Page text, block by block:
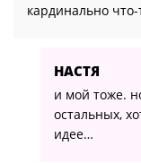
кардинально
НАСТЯ
и мой тоже.
остальных,
идее…